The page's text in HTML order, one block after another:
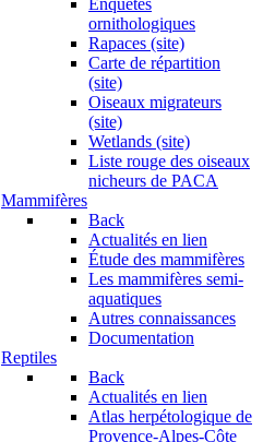
Enquêtes
ornithologiques
Rapaces (site)
Carte de répartition
(site)
Oiseaux migrateurs
(site)
Wetlands (site)
Liste rouge des oiseaux
nicheurs de PACA
Mammifères
Back
Actualités en lien
Étude des mammifères
Les mammifères semi-
aquatiques
Autres connaissances
Documentation
Reptiles
Back
Actualités en lien
Atlas herpétologique de
Provence-Alpes-Côte